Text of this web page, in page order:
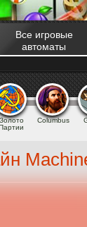
=>
)
Все игровые
автоматы
Columbus